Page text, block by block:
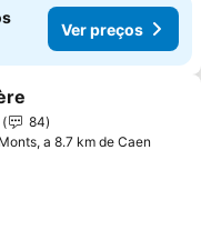
Ver preços
aos favoritos
84
a 8.7 km de Caen